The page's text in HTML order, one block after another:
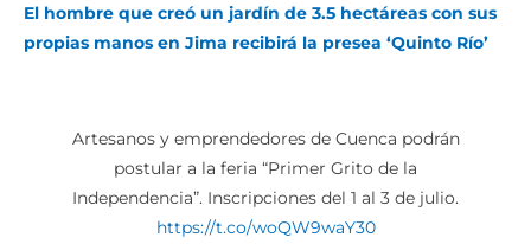
El hombre que creó un jardín de 3.5 hectáreas con sus
propias manos en Jima recibirá la presea ‘Quinto Río’
Artesanos y emprendedores de Cuenca podrán
postular a la feria “Primer Grito de la
Independencia”. Inscripciones del 1 al 3 de julio.
https://t.co/woQW9waY30